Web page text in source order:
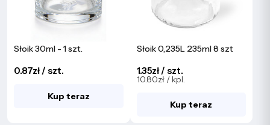
Słoik 30ml - 1 szt.
0.87zł / szt.
Kup teraz
Słoik 0,235L 235ml 8 szt
1.35zł / szt.
10.80zł / kpl.
Kup teraz